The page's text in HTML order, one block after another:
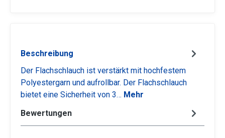
Beschreibung
Der Flachschlauch ist verstärkt mit hochfestem
Polyestergarn und aufrollbar. Der Flachschlauch
bietet eine Sicherheit von 3… Mehr
Bewertungen